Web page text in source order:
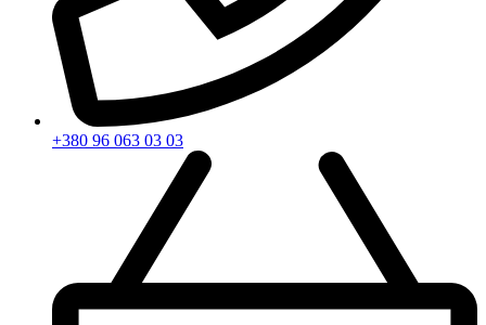
+380 96 063 03 03